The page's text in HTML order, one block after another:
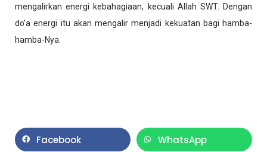
mengalirkan energi kebahagiaan, kecuali Allah SWT.
Dengan
do’a energi itu akan mengalir menjadi kekuatan bagi hamba-
hamba-Nya.
Facebook WhatsApp